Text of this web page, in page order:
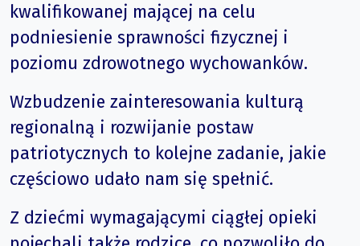
kwalifikowanej mającej na celu
podniesienie sprawności fizycznej i
poziomu zdrowotnego wychowanków.
Wzbudzenie zainteresowania kulturą
regionalną i rozwijanie postaw
patriotycznych to kolejne zadanie, jakie
częściowo udało nam się spełnić.
Z dziećmi wymagającymi ciągłej opieki